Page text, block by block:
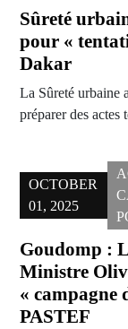
Sûreté
pour «
Dakar
La Sûreté urbaine
préparer des
OCTOBER
01, 2025
Goudomp :
Ministre
« campagne
PASTEF